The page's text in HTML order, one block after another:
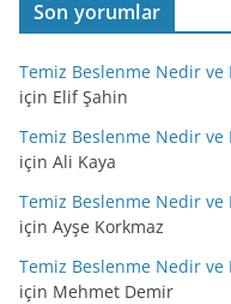
Son yorumlar
Temiz Beslenme Nedir ve
için Elif Şahin
Temiz Beslenme Nedir ve
için Ali Kaya
Temiz Beslenme Nedir ve
için Ayşe Korkmaz
Temiz Beslenme Nedir ve
için Mehmet Demir